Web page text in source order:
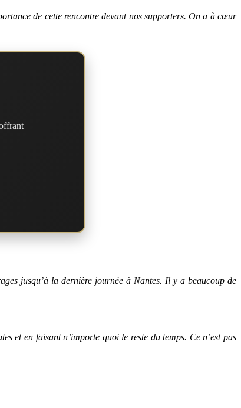
de cette rencontre devant nos supporters. On a à cœur
jusqu’à la dernière journée à Nantes. Il y a beaucoup de
et en faisant n’importe quoi le reste du temps. Ce n’est pas